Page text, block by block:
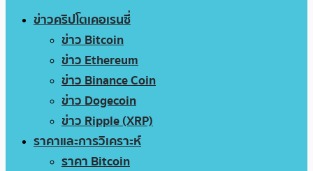
ข่าวคริปโตเคอเรนซี่
ข่าว Bitcoin
ข่าว Ethereum
ข่าว Binance Coin
ข่าว Dogecoin
ข่าว Ripple (XRP)
ราคาและการวิเคราะห์
ราคา Bitcoin